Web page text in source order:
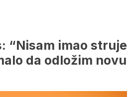
“Nisam imao struje
da odložim novu